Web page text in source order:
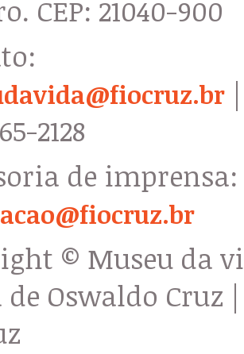
CEP: 21040-900
|
2128
de imprensa:
© Museu da
de Oswaldo Cruz |